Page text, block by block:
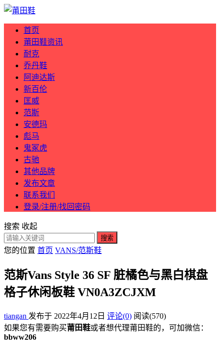
首页
莆田鞋资讯
耐克
乔丹鞋
阿迪达斯
新百伦
匡威
范斯
安德玛
彪马
鬼冢虎
古驰
其他品牌
发布文章
联系我们
登录/注册/找回密码
搜索 收起
搜索
您的位置 首页 VANS/范斯鞋
范斯Vans Style 36 SF 脏橘色与黑白棋盘
格子休闲板鞋 VN0A3ZCJXM
tiangan 发布于 2022年4月12日 评论(0) 阅读(570)
如果您有需要购买莆田鞋或者想代理莆田鞋的，可加微信：
bbww206